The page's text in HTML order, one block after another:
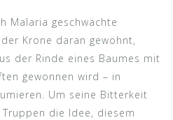
Malaria geschwächte
Krone daran gewöhnt,
der Rinde eines Baumes mit
gewonnen wird – in
Um seine Bitterkeit
die Idee, diesem